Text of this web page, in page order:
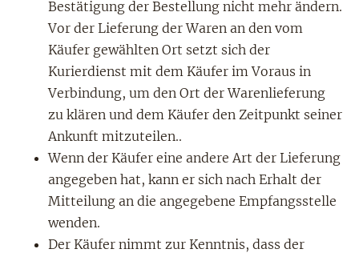
Bestätigung der Bestellung nicht mehr ändern.
Vor der Lieferung der Waren an den vom
Käufer gewählten Ort setzt sich der
Kurierdienst mit dem Käufer im Voraus in
Verbindung, um den Ort der Warenlieferung
zu klären und dem Käufer den Zeitpunkt seiner
Ankunft mitzuteilen..
Wenn der Käufer eine andere Art der Lieferung
angegeben hat, kann er sich nach Erhalt der
Mitteilung an die angegebene Empfangsstelle
wenden.
Der Käufer nimmt zur Kenntnis, dass der